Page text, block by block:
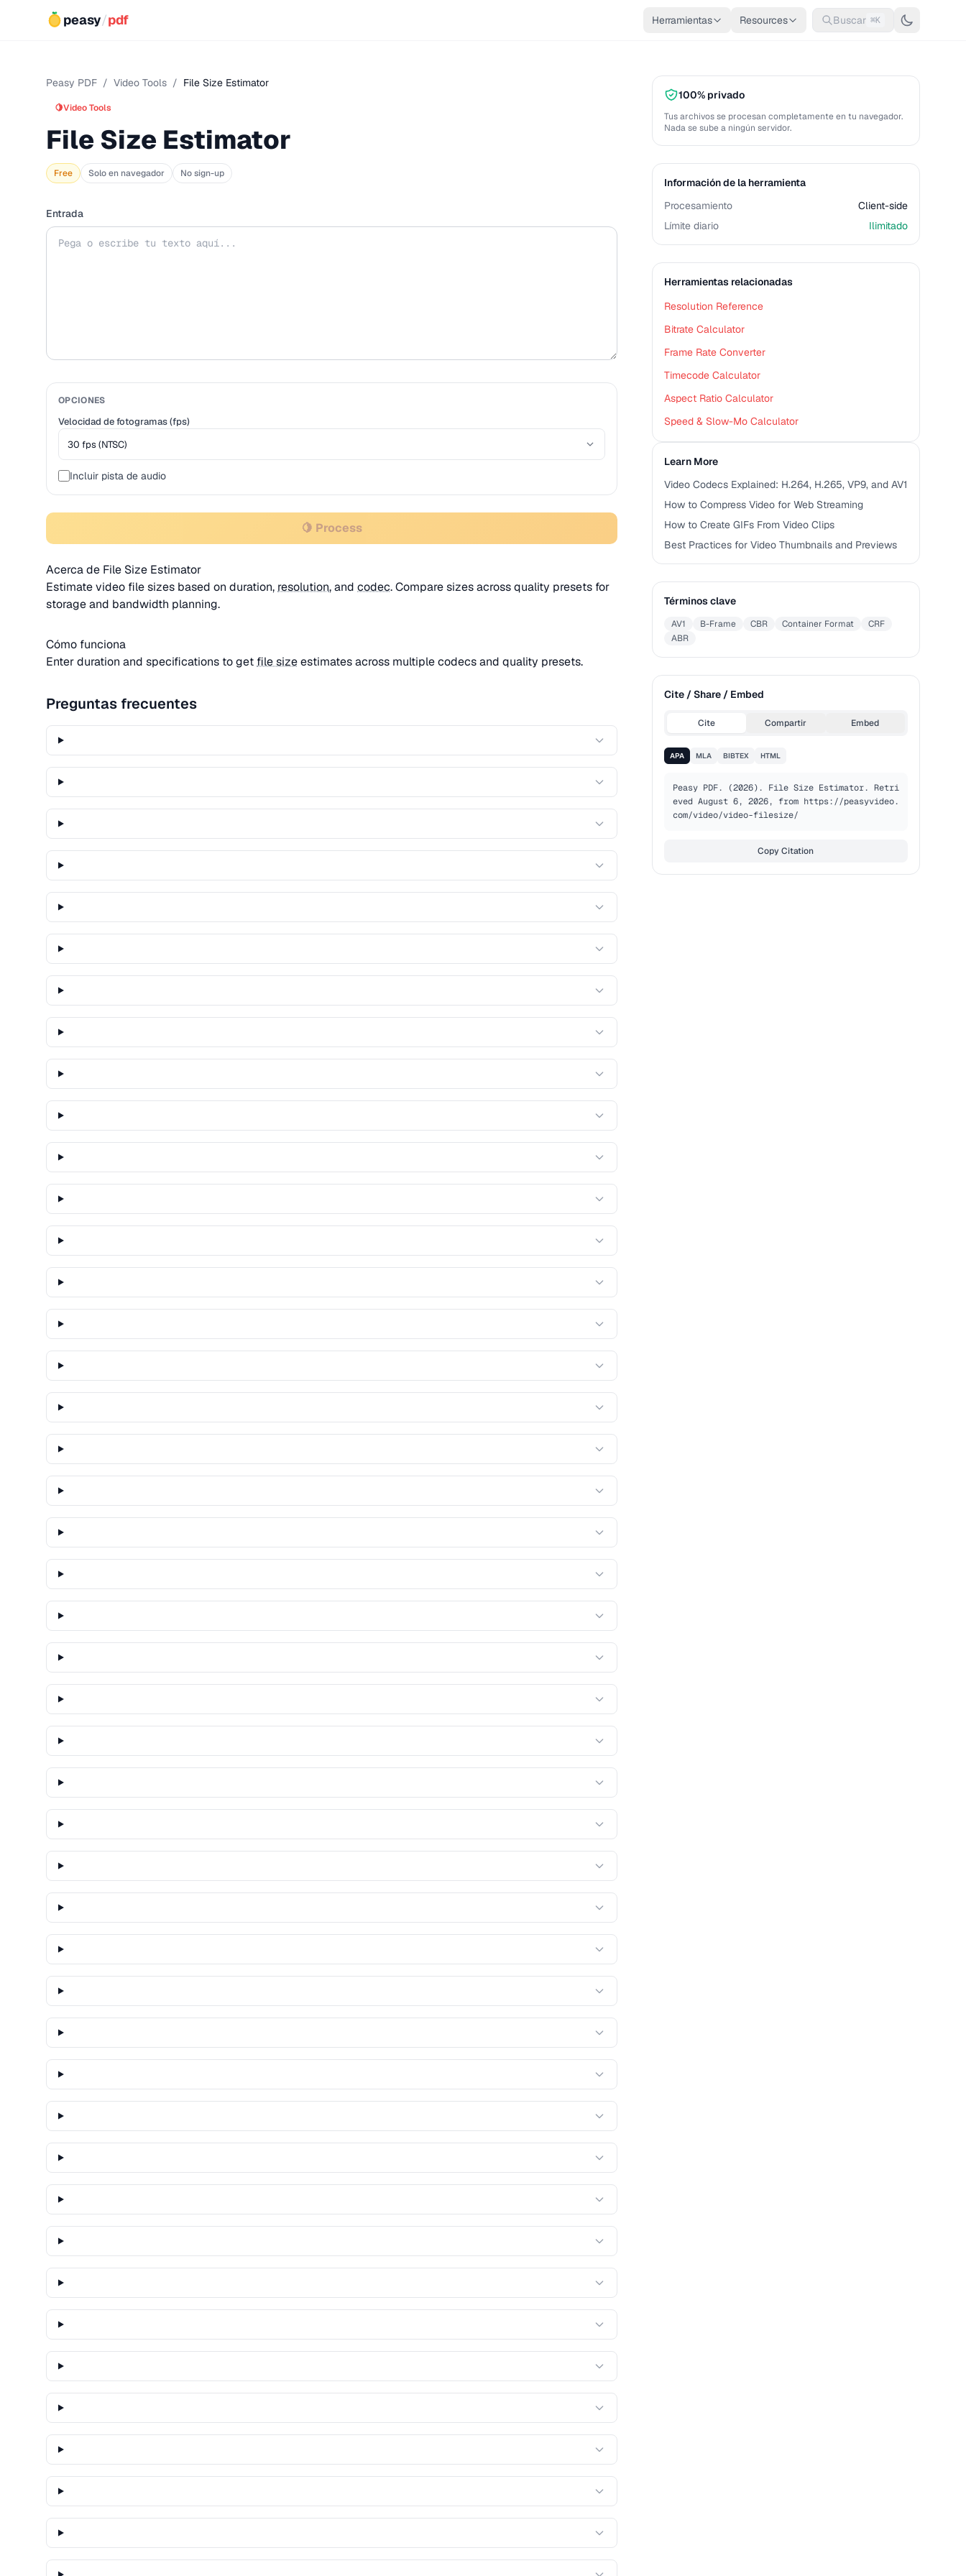
peasy/pdf Herramientas Resources Buscar ⌘K
Peasy PDF / Video Tools / File Size Estimator
🍋Video Tools
File Size Estimator
Free Solo en navegador No sign-up
Entrada
OPCIONES
Velocidad de fotogramas (fps)
Incluir pista de audio
🍋 Process
Acerca de File Size Estimator
Estimate video file sizes based on duration, resolution, and codec. Compare sizes across quality presets for
storage and bandwidth planning.
Cómo funciona
Enter duration and specifications to get file sizeestimates across multiple codecs and quality presets.
Preguntas frecuentes
100% privado
Tus archivos se procesan completamente en tu navegador.
Nada se sube a ningún servidor.
Información de la herramienta
Procesamiento
Client-side
Límite diario
Ilimitado
Herramientas relacionadas
Resolution Reference
Bitrate Calculator
Frame Rate Converter
Timecode Calculator
Aspect Ratio Calculator
Speed & Slow-Mo Calculator
Learn More
Video Codecs Explained: H.264, H.265, VP9, and AV1
How to Compress Video for Web Streaming
How to Create GIFs From Video Clips
Best Practices for Video Thumbnails and Previews
Términos clave
AV1 B-Frame CBR Container Format
CRF
ABR
Cite / Share / Embed
Cite Compartir Embed
APA MLA BIBTEX HTML
Peasy PDF. (2026). File Size Estimator. Retri
eved August 6, 2026, from https://peasyvideo.
com/video/video-filesize/
Copy Citation